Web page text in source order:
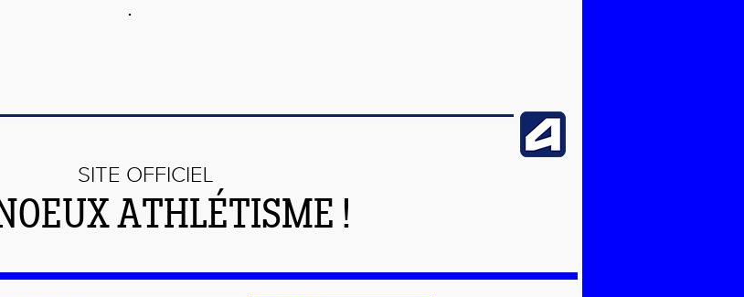
SITE OFFICIEL
ATHLÉTISME !